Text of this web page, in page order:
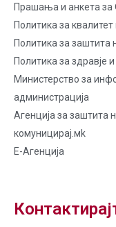
Прашања и анкета за
Политика за
Политика за заштита
Политика за здравје
Министерство за
администрација
Агенција за заштита
комуницирај.мk
Е-Агенција